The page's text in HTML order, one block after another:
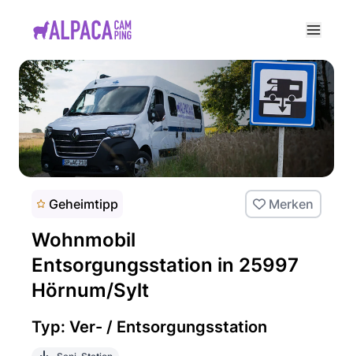
Wohnmobil
Entsorgungsstation in 25997
Hörnum/Sylt
Geheimtipp Merken
Typ: Ver- / Entsorgungsstation